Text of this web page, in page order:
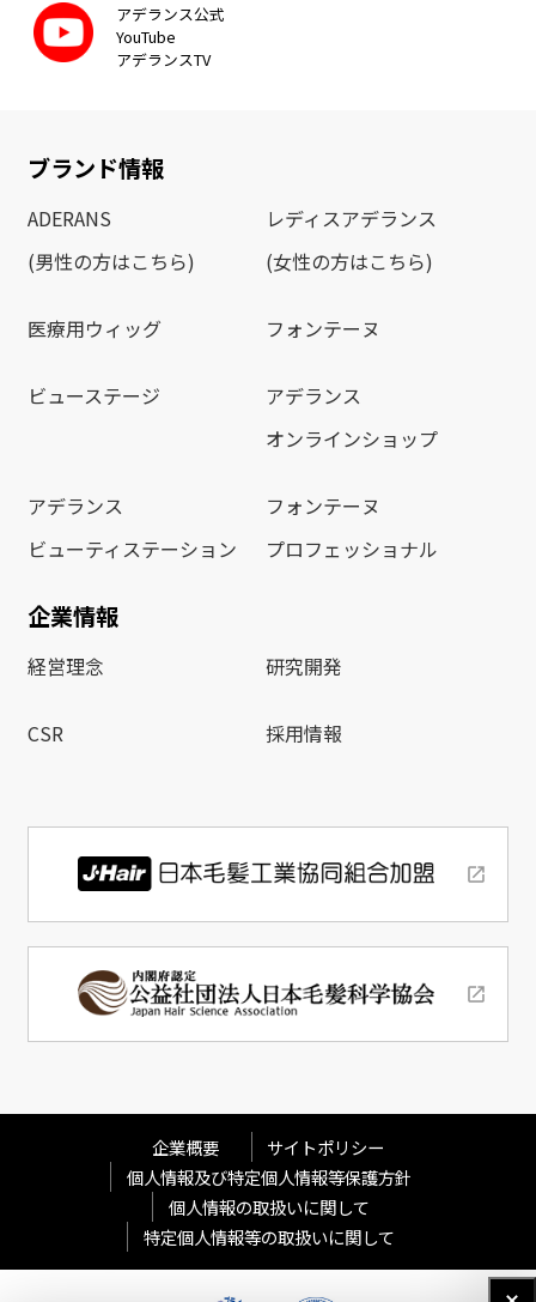
アデランス公式
YouTube
アデランスTV
ブランド情報
ADERANS
(男性の方はこちら)
レディスアデランス
(女性の方はこちら)
医療用ウィッグ フォンテーヌ
ビューステージ
アデランス
オンラインショップ
アデランス
ビューティステーション
フォンテーヌ
プロフェッショナル
企業情報
経営理念 研究開発
CSR 採用情報
企業概要
サイトポリシー
個人情報及び特定個人情報等保護方針
個人情報の取扱いに関して
特定個人情報等の取扱いに関して